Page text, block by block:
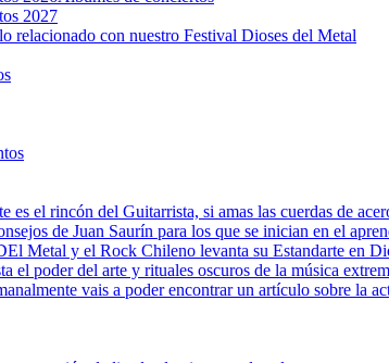
2027
relacionado con nuestro Festival Dioses del Metal
es el rincón del Guitarrista, si amas las cuerdas de
de Juan Saurín para los que se inician en el
El Metal y el Rock Chileno levanta su Estandarte en
el poder del arte y rituales oscuros de la música
vais a poder encontrar un artículo sobre la